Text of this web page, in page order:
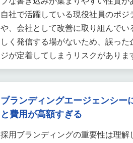
自社で活躍している現役社員のポジ
や、会社として改善に取り組んでい
しく発信する場がないため、誤った
ジが定着してしまうリスクがありま
ブランディングエージェンシー
と費用が高額すぎる
採用ブランディングの重要性は理解